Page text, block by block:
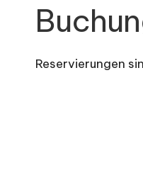
e
Reservierungen